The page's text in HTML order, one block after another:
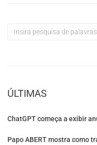
ÚLTIMAS
ChatGPT começa a exibir
Papo ABERT mostra como